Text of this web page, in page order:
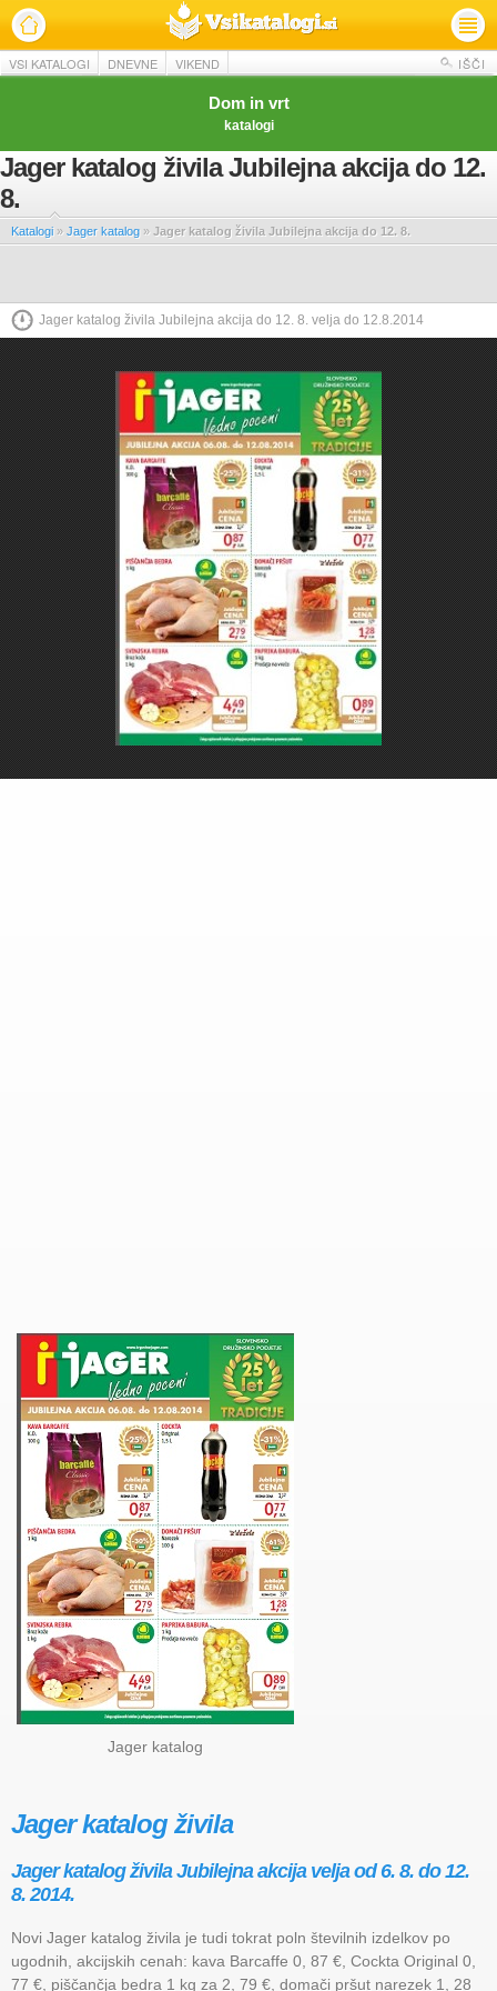
VSI KATALOGI DNEVNE VIKEND IŠČI
Dom in vrt
katalogi
Jager katalog živila Jubilejna akcija do 12.
8.
Katalogi » Jager katalog » Jager katalog živila Jubilejna akcija do 12. 8.
Jager katalog živila Jubilejna akcija do 12. 8. velja do 12.8.2014
Jager katalog
Jager katalog živila
Jager katalog živila Jubilejna akcija velja od 6. 8. do 12.
8. 2014.
Novi Jager katalog živila je tudi tokrat poln številnih izdelkov po
ugodnih, akcijskih cenah: kava Barcaffe 0, 87 €, Cockta Original 0,
77 €, piščančja bedra 1 kg za 2, 79 €, domači pršut narezek 1, 28